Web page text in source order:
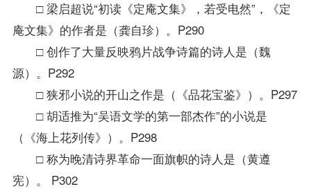
□ 梁启超说“初读《定庵文集》，若受电然”，《定
庵文集》的作者是（龚自珍）。P290
□ 创作了大量反映鸦片战争诗篇的诗人是（魏
源）。P292
□ 狭邪小说的开山之作是（《品花宝鉴》）。P297
□ 胡适推为“吴语文学的第一部杰作”的小说是
（《海上花列传》）。P298
□ 称为晚清诗界革命一面旗帜的诗人是（黄遵
宪）。 P302